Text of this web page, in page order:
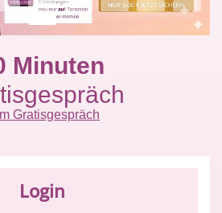
Minuten
Gratisgespräch
Login